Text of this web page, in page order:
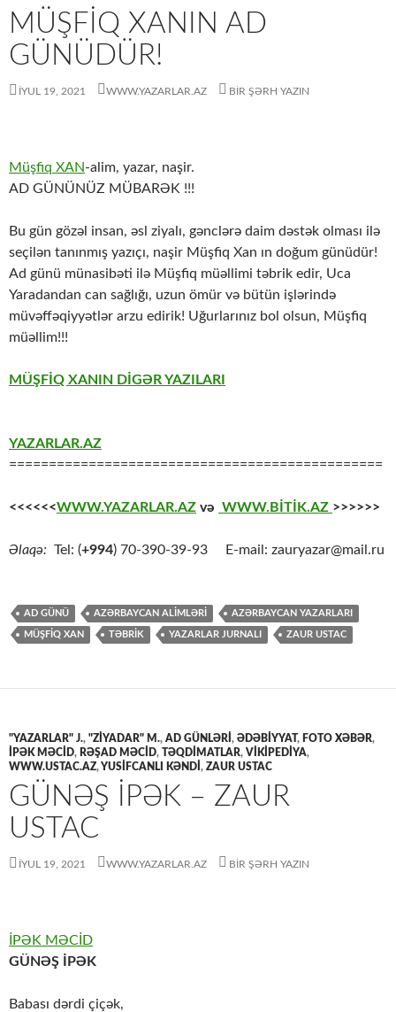
MÜŞFİQ XANIN AD
GÜNÜDÜR!
İYUL 19, 2021 WWW.YAZARLAR.AZ BIR ŞƏRH YAZIN
Müşfiq XAN-alim, yazar, naşir.
AD GÜNÜNÜZ MÜBARƏK !!!
Bu gün gözəl insan, əsl ziyalı, gənclərə daim dəstək olması ilə
seçilən tanınmış yazıçı, naşir Müşfiq Xan ın doğum günüdür!
Ad günü münasibəti ilə Müşfiq müəllimi təbrik edir, Uca
Yaradandan can sağlığı, uzun ömür və bütün işlərində
müvəffəqiyyətlər arzu edirik! Uğurlarınız bol olsun, Müşfiq
müəllim!!!
MÜŞFİQ XANIN DİGƏR YAZILARI
YAZARLAR.AZ
===============================================
<<<<<<WWW.YAZARLAR.AZ və WWW.BİTİK.AZ >>>>>>
Əlaqə: Tel: (+994) 70-390-39-93 E-mail: zauryazar@mail.ru
AD GÜNÜ AZƏRBAYCAN ALİMLƏRİ AZƏRBAYCAN YAZARLARI
MÜŞFİQ XAN TƏBRİK YAZARLAR JURNALI ZAUR USTAC
"YAZARLAR" J., "ZİYADAR" M., AD GÜNLƏRİ , ƏDƏBİYYAT, FOTO XƏBƏR,
İPƏK MƏCİD, RƏŞAD MƏCİD, TƏQDİMATLAR, VİKİPEDİYA,
WWW.USTAC.AZ,YUSIFCANLI KƏNDI , ZAUR USTAC
GÜNƏŞ İPƏK – ZAUR
USTAC
İYUL 19, 2021 WWW.YAZARLAR.AZ BIR ŞƏRH YAZIN
İPƏK MƏCİD
GÜNƏŞ İPƏK
Babası dərdi çiçək,